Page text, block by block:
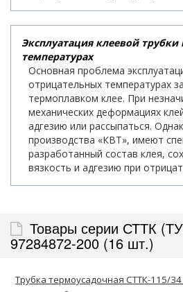
Эксплуатация клеевой
температурах
Основная проблема
отрицательных температурах
термоплавком клее. При
механических деформациях
адгезию или рассыпаться.
производства «КВТ», имеют
разработанный состав клея,
вязкость и адгезию при
Товары серии СТТК
97284872-200 (16 шт.)
Трубка термоусадочная СТТК-115/34